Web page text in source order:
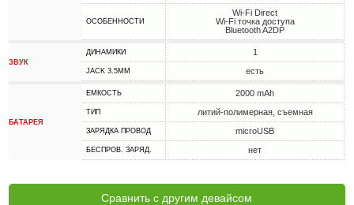
ОСОБЕННОСТИ
Wi-Fi Direct
Wi-Fi точка доступа
Bluetooth A2DP
ЗВУК
ДИНАМИКИ 1
JACK 3.5MM есть
БАТАРЕЯ
ЕМКОСТЬ 2000 mAh
ТИП литий-полимерная, съемная
ЗАРЯДКА ПРОВОД microUSB
БЕСПРОВ. ЗАРЯД. нет
Сравнить с другим девайсом